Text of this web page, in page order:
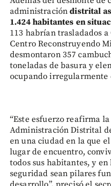
administracióndistrital
1.424 habitantes en
113 habrían trasladados
Centro Reconstruyendo
desmontaron 357
toneladas de basura y
ocupando irregularmente
“Este esfuerzo reafirma
Administración Distrital
en una ciudad en la que
lugar de encuentro,
todos sus habitantes, y
seguridad sean pilares